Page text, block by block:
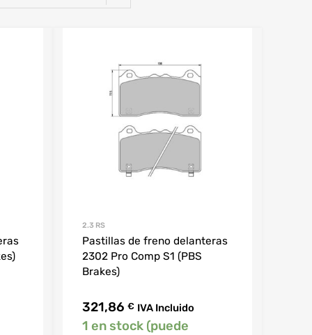
2.3 RS
Pastillas de freno delanteras
2302 Pro Comp S1 (PBS
Brakes)
321,86 € IVA Incluido
1 en stock (puede